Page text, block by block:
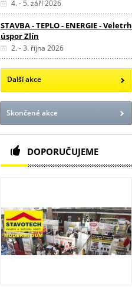
4. - 5. září 2026
STAVBA - TEPLO - ENERGIE - Veletrh
úspor Zlín
2. - 3. října 2026
Další akce
Skončené akce
DOPORUČUJEME